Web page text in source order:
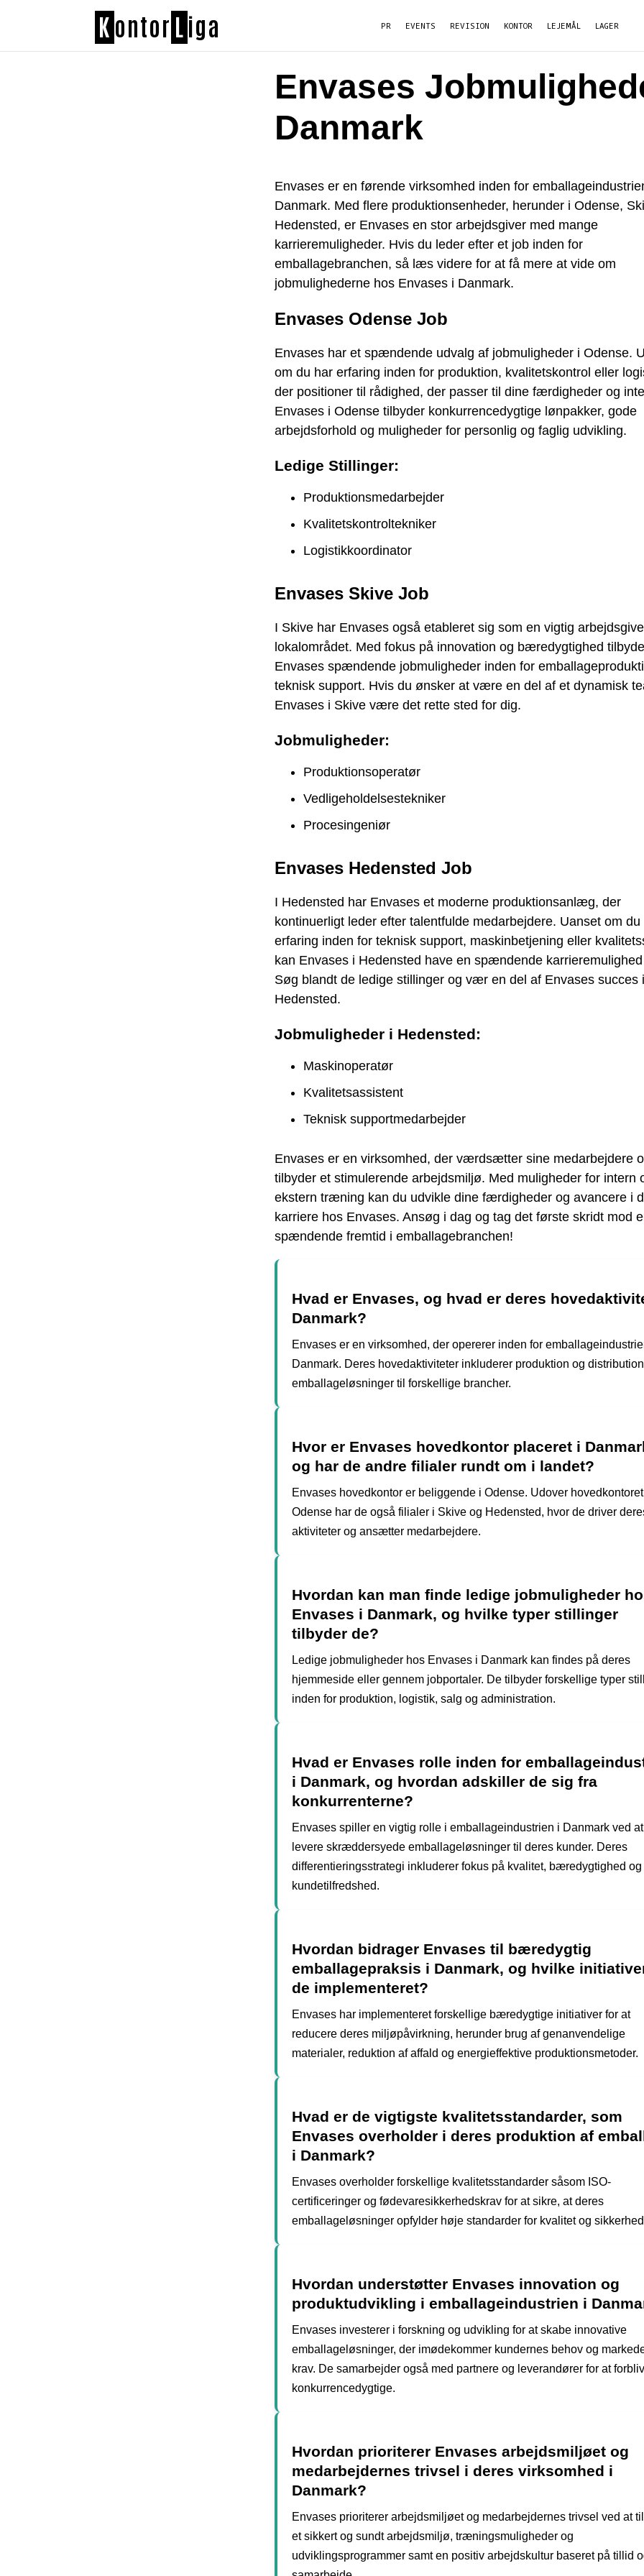
K ontor L iga PR EVENTS REVISION KONTOR LEJEMÅL LAGER
Envases
Danmark
Envases er en førende virksomhed inden for
Danmark. Med flere produktionsenheder, herunder i Odense,
Hedensted, er Envases en stor arbejdsgiver med mange
karrieremuligheder. Hvis du leder efter et job inden for
emballagebranchen, så læs videre for at få mere at vide om
jobmulighederne hos Envases i Danmark.
Envases Odense Job
Envases har et spændende udvalg af jobmuligheder i Odense.
om du har erfaring inden for produktion, kvalitetskontrol eller
der positioner til rådighed, der passer til dine færdigheder og
Envases i Odense tilbyder konkurrencedygtige lønpakker, gode
arbejdsforhold og muligheder for personlig og faglig udvikling.
Ledige Stillinger:
Produktionsmedarbejder
Kvalitetskontroltekniker
Logistikkoordinator
Envases Skive Job
I Skive har Envases også etableret sig som en vigtig
lokalområdet. Med fokus på innovation og bæredygtighed
Envases spændende jobmuligheder inden for
teknisk support. Hvis du ønsker at være en del af et dynamisk
Envases i Skive være det rette sted for dig.
Jobmuligheder:
Produktionsoperatør
Vedligeholdelsestekniker
Procesingeniør
Envases Hedensted Job
I Hedensted har Envases et moderne produktionsanlæg, der
kontinuerligt leder efter talentfulde medarbejdere. Uanset om du
erfaring inden for teknisk support, maskinbetjening eller
kan Envases i Hedensted have en spændende
Søg blandt de ledige stillinger og vær en del af Envases succes i
Hedensted.
Jobmuligheder i Hedensted:
Maskinoperatør
Kvalitetsassistent
Teknisk supportmedarbejder
Envases er en virksomhed, der værdsætter sine medarbejdere
tilbyder et stimulerende arbejdsmiljø. Med muligheder for intern
ekstern træning kan du udvikle dine færdigheder og avancere i
karriere hos Envases. Ansøg i dag og tag det første skridt mod
spændende fremtid i emballagebranchen!
Hvad er Envases, og hvad er deres
Danmark?
Envases er en virksomhed, der opererer inden for
Danmark. Deres hovedaktiviteter inkluderer produktion og
emballageløsninger til forskellige brancher.
Hvor er Envases hovedkontor placeret i
og har de andre filialer rundt om i landet?
Envases hovedkontor er beliggende i Odense. Udover
Odense har de også filialer i Skive og Hedensted, hvor de driver
aktiviteter og ansætter medarbejdere.
Hvordan kan man finde ledige jobmuligheder
Envases i Danmark, og hvilke typer stillinger
tilbyder de?
Ledige jobmuligheder hos Envases i Danmark kan findes på deres
hjemmeside eller gennem jobportaler. De tilbyder forskellige typer
inden for produktion, logistik, salg og administration.
Hvad er Envases rolle inden for
i Danmark, og hvordan adskiller de sig fra
konkurrenterne?
Envases spiller en vigtig rolle i emballageindustrien i Danmark ved at
levere skræddersyede emballageløsninger til deres kunder. Deres
differentieringsstrategi inkluderer fokus på kvalitet, bæredygtighed og
kundetilfredshed.
Hvordan bidrager Envases til bæredygtig
emballagepraksis i Danmark, og hvilke
de implementeret?
Envases har implementeret forskellige bæredygtige initiativer for at
reducere deres miljøpåvirkning, herunder brug af genanvendelige
materialer, reduktion af affald og energieffektive produktionsmetoder.
Hvad er de vigtigste kvalitetsstandarder, som
Envases overholder i deres produktion af
i Danmark?
Envases overholder forskellige kvalitetsstandarder såsom ISO-
certificeringer og fødevaresikkerhedskrav for at sikre, at deres
emballageløsninger opfylder høje standarder for kvalitet og
Hvordan understøtter Envases innovation og
produktudvikling i emballageindustrien i
Envases investerer i forskning og udvikling for at skabe innovative
emballageløsninger, der imødekommer kundernes behov og
krav. De samarbejder også med partnere og leverandører for at
konkurrencedygtige.
Hvordan prioriterer Envases arbejdsmiljøet og
medarbejdernes trivsel i deres virksomhed i
Danmark?
Envases prioriterer arbejdsmiljøet og medarbejdernes trivsel ved at
et sikkert og sundt arbejdsmiljø, træningsmuligheder og
udviklingsprogrammer samt en positiv arbejdskultur baseret på tillid